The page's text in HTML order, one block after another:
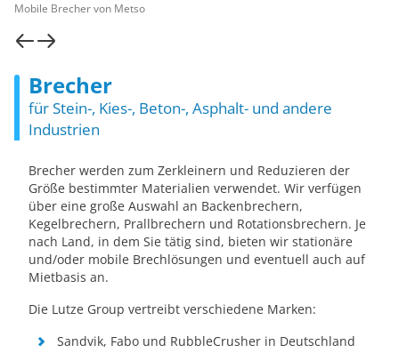
Brecher
für Stein-, Kies-, Beton-, Asphalt- und andere
Industrien
Brecher werden zum Zerkleinern und Reduzieren der
Größe bestimmter Materialien verwendet. Wir verfügen
über eine große Auswahl an Backenbrechern,
Kegelbrechern, Prallbrechern und Rotationsbrechern. Je
nach Land, in dem Sie tätig sind, bieten wir stationäre
und/oder mobile Brechlösungen und eventuell auch auf
Mietbasis an.
Die Lutze Group vertreibt verschiedene Marken:
Sandvik, Fabo und RubbleCrusher in Deutschland
Mobile Brecher von Metso